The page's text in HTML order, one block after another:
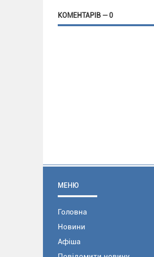
КОМЕНТАРІВ — 0
МЕНЮ
Головна
Новини
Афіша